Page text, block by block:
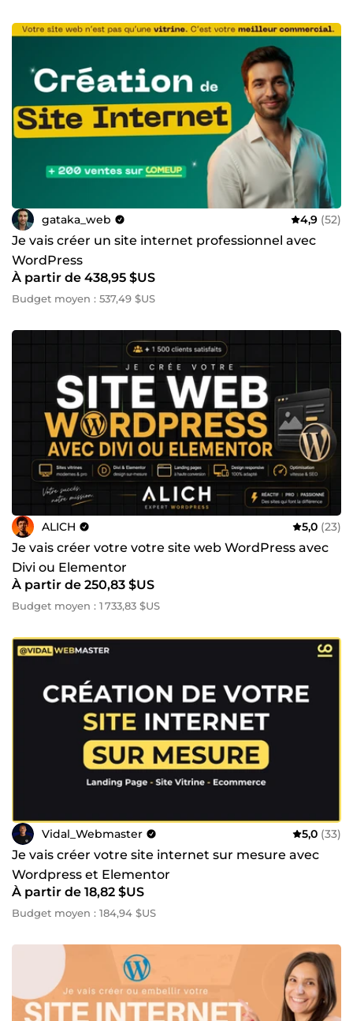
gataka_web 4,9 (52)
Je vais créer un site internet professionnel avec
WordPress
À partir de 438,95 $US
Budget moyen : 537,49 $US
ALICH 5,0 (23)
Je vais créer votre votre site web WordPress avec
Divi ou Elementor
À partir de 250,83 $US
Budget moyen : 1 733,83 $US
Vidal_Webmaster 5,0 (33)
Je vais créer votre site internet sur mesure avec
Wordpress et Elementor
À partir de 18,82 $US
Budget moyen : 184,94 $US